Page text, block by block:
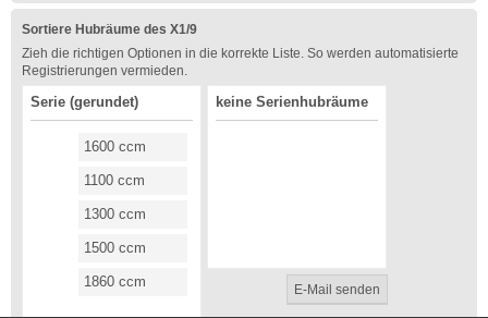
Sortiere Hubräume des X1/9
Zieh die richtigen Optionen in die korrekte Liste. So werden automatisierte
Registrierungen vermieden.
Serie (gerundet)
1600 ccm
1100 ccm
1300 ccm
1500 ccm
1860 ccm
keine Serienhubräume